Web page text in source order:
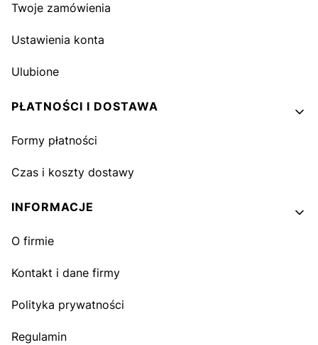
Twoje zamówienia
Ustawienia konta
Ulubione
PŁATNOŚCI I DOSTAWA
Formy płatności
Czas i koszty dostawy
INFORMACJE
O firmie
Kontakt i dane firmy
Polityka prywatności
Regulamin